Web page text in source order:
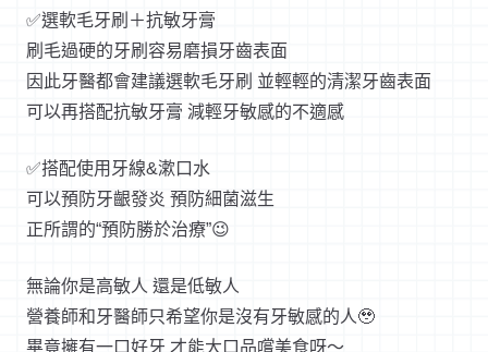
✅選軟毛牙刷＋抗敏牙膏
刷毛過硬的牙刷容易磨損牙齒表面
因此牙醫都會建議選軟毛牙刷 並輕輕的清潔牙齒表面
可以再搭配抗敏牙膏 減輕牙敏感的不適感
✅搭配使用牙線&漱口水
可以預防牙齦發炎 預防細菌滋生
正所謂的“預防勝於治療”😉
無論你是高敏人 還是低敏人
營養師和牙醫師只希望你是沒有牙敏感的人🥹
畢竟擁有一口好牙 才能大口品嚐美食呀～